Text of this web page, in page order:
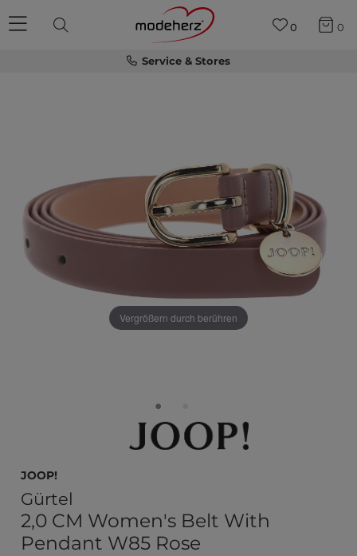
Service & Stores
0 0
Vergrößern durch berühren
JOOP!
Gürtel
2,0 CM Women's Belt With
Pendant W85 Rose